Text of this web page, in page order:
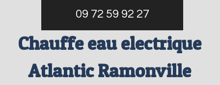
09 72 59 92 27
Chauffe eau electrique
Atlantic Ramonville